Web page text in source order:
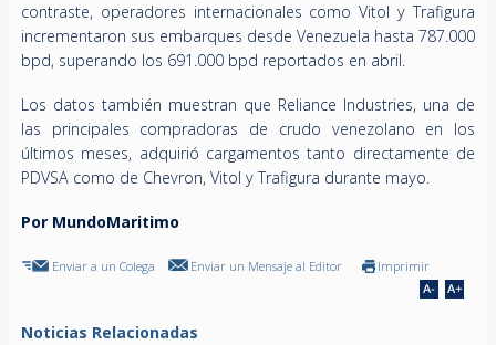
contraste, operadores internacionales como Vitol y Trafigura
incrementaron sus embarques desde Venezuela hasta 787.000
bpd, superando los 691.000 bpd reportados en abril.
Los datos también muestran que Reliance Industries, una de
las principales compradoras de crudo venezolano en los
últimos meses, adquirió cargamentos tanto directamente de
PDVSA como de Chevron, Vitol y Trafigura durante mayo.
Por MundoMaritimo
Enviar a un Colega Enviar un Mensaje al Editor Imprimir
Noticias Relacionadas